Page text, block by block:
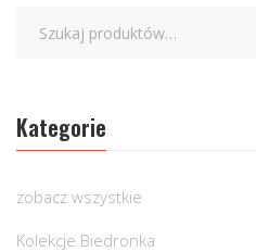
Kategorie
zobacz wszystkie
Kolekcje Biedronka